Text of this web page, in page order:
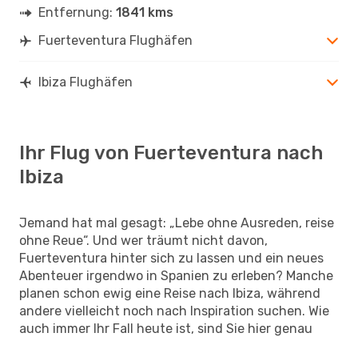
Entfernung: 1841 kms
Fuerteventura Flughäfen
Ibiza Flughäfen
Ihr Flug von Fuerteventura nach
Ibiza
Jemand hat mal gesagt: „Lebe ohne Ausreden, reise
ohne Reue“. Und wer träumt nicht davon,
Fuerteventura hinter sich zu lassen und ein neues
Abenteuer irgendwo in Spanien zu erleben? Manche
planen schon ewig eine Reise nach Ibiza, während
andere vielleicht noch nach Inspiration suchen. Wie
auch immer Ihr Fall heute ist, sind Sie hier genau